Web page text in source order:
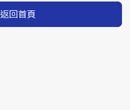
返回首頁